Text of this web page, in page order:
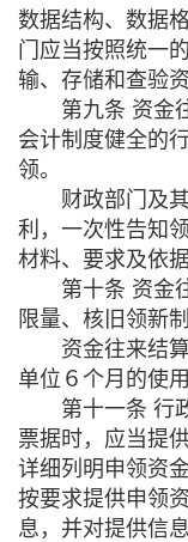
数据结构、数据
门应当按照统一
输、存储和查验
第九条 资金往
会计制度健全的
领。
财政部门及其
利，一次性告知
材料、要求及依
第十条 资金往
限量、核旧领新
资金往来结算
单位６个月的使
第十一条 行政
票据时，应当提
详细列明申领资
按要求提供申领
息，并对提供信